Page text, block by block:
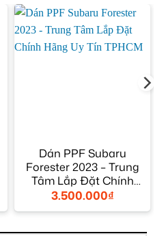
Dán PPF Subaru
Forester 2023 – Trung
Tâm Lắp Đặt Chính
Hãng Uy Tín TPHCM
3.500.000₫